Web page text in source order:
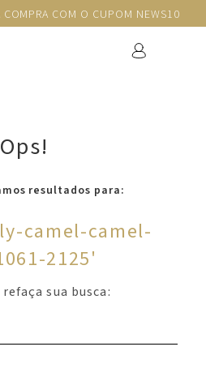
COM O CUPOM NEWS10
Ops!
resultados para:
camel-camel-
2125'
sua busca: